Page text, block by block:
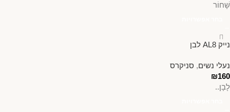
שָׁחוֹר
נייק AL8 לבן
נעלי נשים, סניקרס
₪160
לָבָן..